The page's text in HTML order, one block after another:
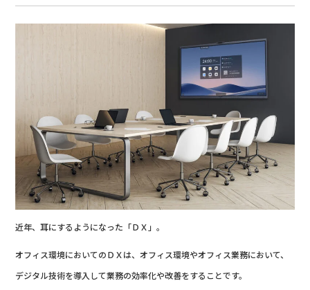
近年、耳にするようになった「ＤＸ」。
オフィス環境においてのＤＸは、オフィス環境やオフィス業務において、
デジタル技術を導入して業務の効率化や改善をすることです。